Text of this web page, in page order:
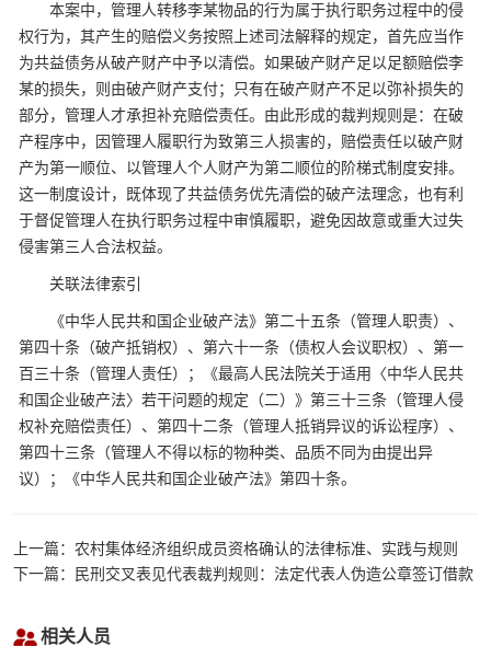
本案中，管理人转移李某物品的行为属于执行职务过程中的侵
权行为，其产生的赔偿义务按照上述司法解释的规定，首先应当作
为共益债务从破产财产中予以清偿。如果破产财产足以足额赔偿李
某的损失，则由破产财产支付；只有在破产财产不足以弥补损失的
部分，管理人才承担补充赔偿责任。由此形成的裁判规则是：在破
产程序中，因管理人履职行为致第三人损害的，赔偿责任以破产财
产为第一顺位、以管理人个人财产为第二顺位的阶梯式制度安排。
这一制度设计，既体现了共益债务优先清偿的破产法理念，也有利
于督促管理人在执行职务过程中审慎履职，避免因故意或重大过失
侵害第三人合法权益。
关联法律索引
《中华人民共和国企业破产法》第二十五条（管理人职责）、
第四十条（破产抵销权）、第六十一条（债权人会议职权）、第一
百三十条（管理人责任）；《最高人民法院关于适用〈中华人民共
和国企业破产法〉若干问题的规定（二）》第三十三条（管理人侵
权补充赔偿责任）、第四十二条（管理人抵销异议的诉讼程序）、
第四十三条（管理人不得以标的物种类、品质不同为由提出异
议）；《中华人民共和国企业破产法》第四十条。
上一篇：农村集体经济组织成员资格确认的法律标准、实践与规则
下一篇：民刑交叉表见代表裁判规则：法定代表人伪造公章签订借款
相关人员